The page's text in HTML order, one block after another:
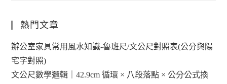
熱門文章
辦公室家具常用風水知識-魯班尺/文公尺對照表(公分與陽
宅字對照)
文公尺數學邏輯｜42.9cm 循環 × 八段落點 × 公分公式換